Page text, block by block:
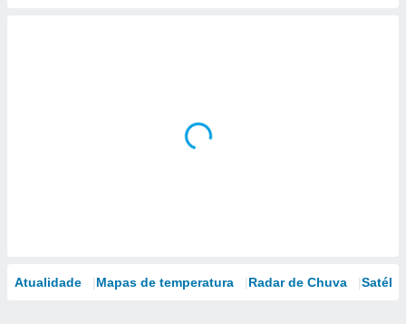
Atualidade Mapas de temperatura Radar de Chuva